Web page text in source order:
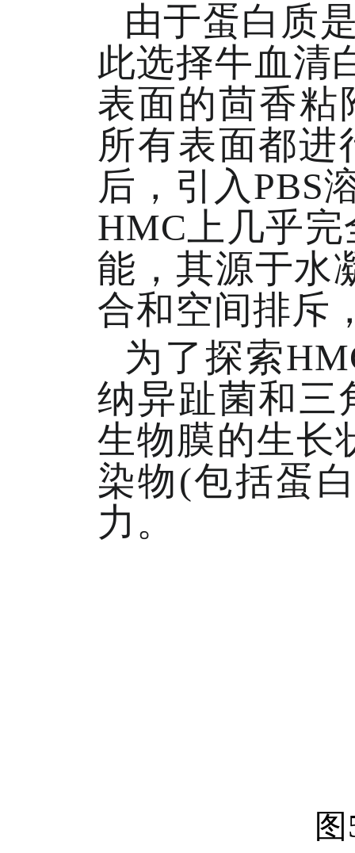
由于蛋白质
此选择牛血清
表面的茴香粘
所有表面都
后，引入PBS
HMC上几乎
能，其源于水
合和空间排斥
为了探索
纳异趾菌和三
生物膜的生长
染物(包括蛋
力。